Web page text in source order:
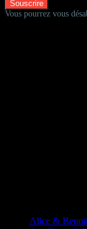
Vous pourrez vous
Alice &